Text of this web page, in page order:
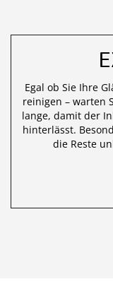
Egal ob Sie Ihre
reinigen – warten
lange, damit der
hinterlässt.
die Reste